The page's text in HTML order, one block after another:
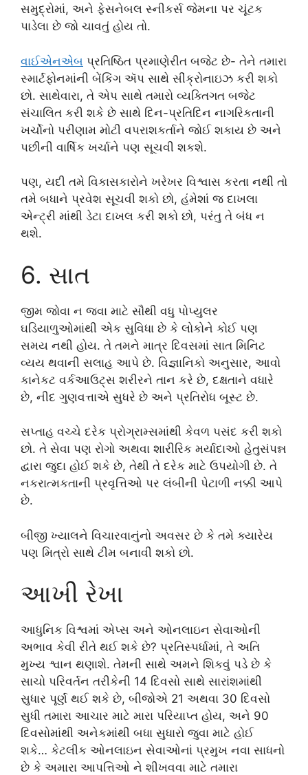
સમુદ્રોમાં, અને ફેસનેબલ સ્નીકર્સ જેમના પર ચૂંટક
પાડેલા છે જો ચાવતું હોય તો.
વાઈએનએબ પ્રતિષ્ઠિત પ્રમાણેરીત બજેટ છે- તેને તમારા
સ્માર્ટફોનમાંની બેંકિંગ ઍપ સાથે સીંક્રોનાઇઝ કરી શકો
છો. સાથેવારા, તે એપ સાથે તમારો વ્યક્તિગત બજેટ
સંચાલિત કરી શકે છે સાથે દિન-પ્રતિદિન નાગરિકતાની
ખર્ચોનો પરીણામ મોટી વપરાશકર્તાને જોઈ શકાય છે અને
પછીની વાર્ષિક ખર્ચાને પણ સૂચવી શકશે.
પણ, યદી તમે વિકાસકારોને ખરેખર વિશ્વાસ કરતા નથી તો
તમે બધાને પ્રવેશ સૂચવી શકો છો, હંમેશાં જ દાખલા
એન્ટ્રી માંથી ડેટા દાખલ કરી શકો છો, પરંતુ તે બંધ ન
થશે.
6. સાત
જીમ જોવા ન જવા માટે સૌથી વધુ પોપ્યુલર
ઘડિયાળુઓમાંથી એક સુવિધા છે કે લોકોને કોઈ પણ
સમય નથી હોય. તે તમને માત્ર દિવસમાં સાત મિનિટ
વ્યય થવાની સલાહ આપે છે. વિજ્ઞાનિકો અનુસાર, આવો
કાનેકટ વર્કઆઉટ્સ શરીરને તાન કરે છે, દક્ષતાને વધારે
છે, નીદ ગુણવત્તાએ સુધરે છે અને પ્રતિરોધ બૂસ્ટ છે.
સપ્તાહ વચ્ચે દરેક પ્રોગ્રામ્સમાંથી કેવળ પસંદ કરી શકો
છો. તે સેવા પણ રોગો અથવા શારીરિક મર્યાદાઓ હેતુસંપન્ન
દ્વારા જુદા હોઈ શકે છે, તેથી તે દરેક માટે ઉપયોગી છે. તે
નકરાત્મકતાની પ્રવૃત્તિઓ પર લંબીની પેટાળી નક્કી આપે
છે.
બીજી ખ્યાલને વિચારવાનુંનો અવસર છે કે તમે ક્યારેય
પણ મિત્રો સાથે ટીમ બનાવી શકો છો.
આખી રેખા
આધુનિક વિશ્વમાં એપ્સ અને ઓનલાઇન સેવાઓની
અભાવ કેવી રીતે થઈ શકે છે? પ્રતિસ્પર્ધામાં, તે અતિ
મુખ્ય શ્વાન થણાશે. તેમની સાથે અમને શિકવું પડે છે કે
સાચો પરિવર્તન તરીકેની 14 દિવસો સાથે સારાંશમાંથી
સુધાર પૂર્ણ થઈ શકે છે, બીજોએ 21 અથવા 30 દિવસો
સુધી તમારા આચાર માટે મારા પરિયાપ્ત હોય, અને 90
દિવસોમાંથી અનેકમાંથી બધા સુધારો જુવા માટે હોઈ
શકે… કેટલીક ઓનલાઇન સેવાઓનાં પ્રમુખ નવા સાધનો
છે કે અમારા આપત્તિઓ ને શીખવવા માટે તમારા